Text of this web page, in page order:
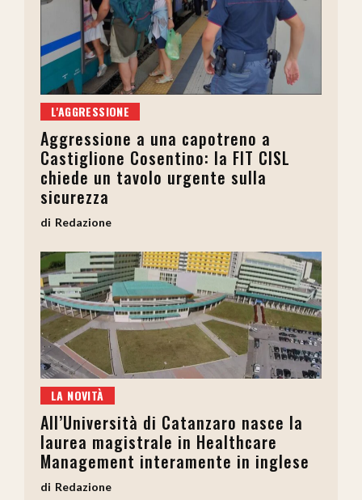
L'AGGRESSIONE
Aggressione a una capotreno a
Castiglione Cosentino: la FIT CISL
chiede un tavolo urgente sulla
sicurezza
Redazione
LA NOVITÀ
All’Università di Catanzaro nasce la
laurea magistrale in Healthcare
Management interamente in inglese
Redazione